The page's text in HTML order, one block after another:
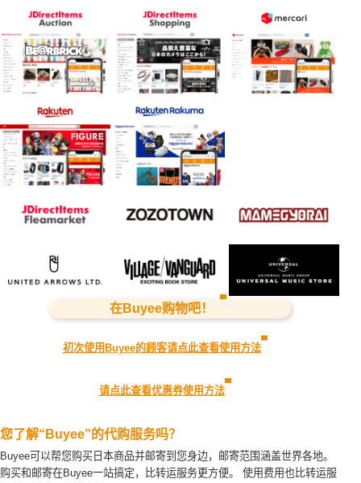
在Buyee购物吧！
初次使用Buyee的顾客请点此查看使用方法
请点此查看优惠券使用方法
您了解“Buyee”的代购服务吗？
Buyee可以帮您购买日本商品并邮寄到您身边，邮寄范围涵盖世界各地。
购买和邮寄在Buyee一站搞定，比转运服务更方便。
使用费用也比转运服